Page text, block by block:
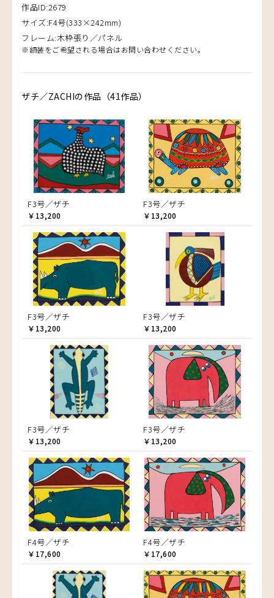
作品ID:2679
サイズ:F4号(333×242mm)
フレーム:木枠張り／パネル
※額装をご希望される場合はお問い合わせください。
ザチ／ZACHIの作品（41作品）
F3号／ザチ
￥13,200
F3号／ザチ
￥13,200
F3号／ザチ
￥13,200
F3号／ザチ
￥13,200
F3号／ザチ
￥13,200
F3号／ザチ
￥13,200
F4号／ザチ
￥17,600
F4号／ザチ
￥17,600